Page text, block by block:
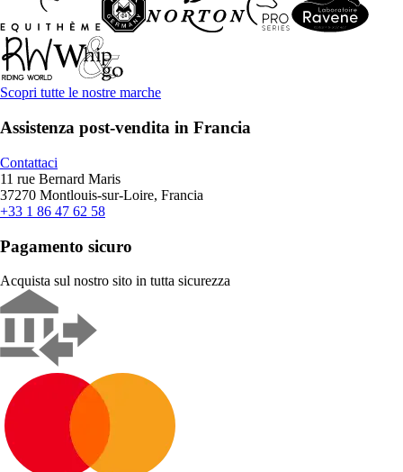
Scopri tutte le nostre marche
Assistenza post-vendita in Francia
Contattaci
11 rue Bernard Maris
37270 Montlouis-sur-Loire, Francia
+33 1 86 47 62 58
Pagamento sicuro
Acquista sul nostro sito in tutta sicurezza